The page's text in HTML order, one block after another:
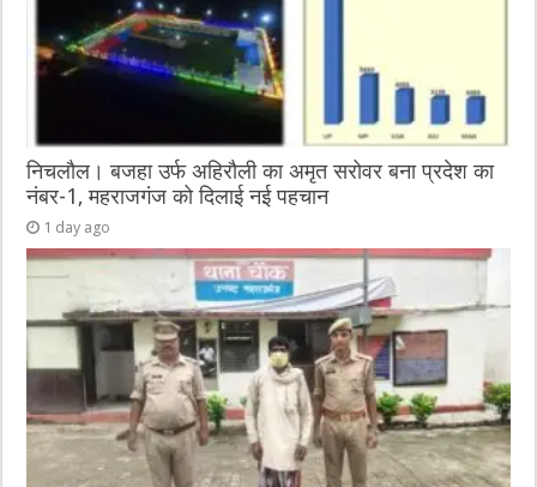
निचलौल। बजहा उर्फ अहिरौली का अमृत सरोवर बना प्रदेश का
नंबर-1, महराजगंज को दिलाई नई पहचान
1 day ago